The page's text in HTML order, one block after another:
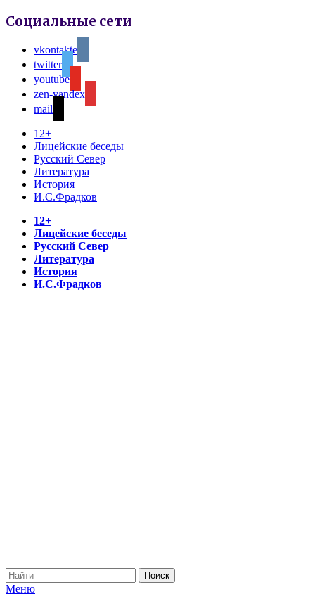
Социальные сети
vkontakte
twitter
youtube
zen-yandex
mail
12+
Лицейские беседы
Русский Север
Литература
История
И.С.Фрадков
12+
Лицейские беседы
Русский Север
Литература
История
И.С.Фрадков
Меню